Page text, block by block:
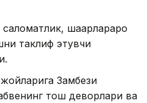
шаҳарлараро
таклиф этувчи
Замбези
тош деворлари ва